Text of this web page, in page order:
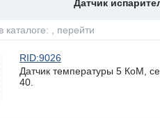
Датчик
каталоге: , перейти
RID:9026
Датчик температуры 5 КоМ,
40.